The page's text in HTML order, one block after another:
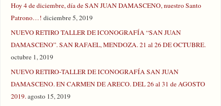
Hoy 4 de diciembre, día de SAN JUAN DAMASCENO, nuestro Santo
Patrono…! diciembre 5, 2019
NUEVO RETIRO TALLER DE ICONOGRAFÍA “SAN JUAN
DAMASCENO”. SAN RAFAEL, MENDOZA. 21 al 26 DE OCTUBRE.
octubre 1, 2019
NUEVO RETIRO-TALLER DE ICONOGRAFÍA SAN JUAN
DAMASCENO. EN CARMEN DE ARECO. DEL 26 al 31 de AGOSTO
2019.agosto 15, 2019